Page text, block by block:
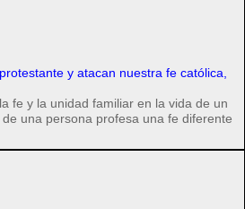
y atacan nuestra fe católica,
fe y la unidad familiar en la vida de un
una persona profesa una fe diferente